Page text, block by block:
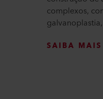
complexos,
SAIBA MAIS